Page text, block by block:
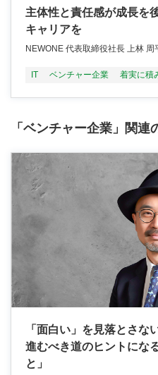
主体性と責任感が成長を
キャリアを
NEWONE 代表取締役社長 上林 周
IT ベンチャー企業 着実に積
「ベンチャー企業」関連
「面白い」を見落とさな
進むべき道のヒントにな
と」